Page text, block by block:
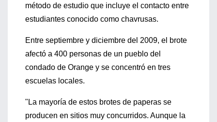
método de estudio que incluye el contacto entre
estudiantes conocido como chavrusas.
Entre septiembre y diciembre del 2009, el brote
afectó a 400 personas de un pueblo del
condado de Orange y se concentró en tres
escuelas locales.
"La mayoría de estos brotes de paperas se
producen en sitios muy concurridos. Aunque la